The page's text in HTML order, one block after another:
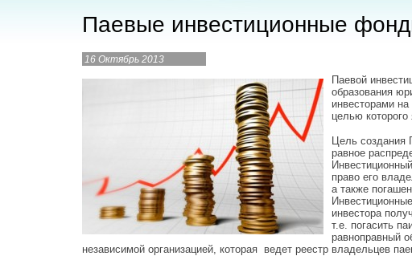
Паевые инвестиционные
16 Октябрь 2013
Паевой
образования
инвесторами
целью
Цель
равное
право его
а также
инвестора
т.е. погасить
равноправный
независимой организацией, которая ведет реестр владельцев